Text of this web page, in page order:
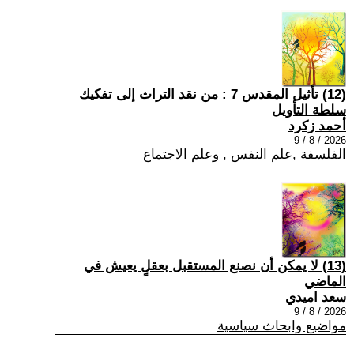
(12) تأثيل المقدس 7 : من نقد التراث إلى تفكيك
سلطة التأويل
أحمد زكرد
2026 / 8 / 9
الفلسفة ,علم النفس , وعلم الاجتماع
(13) لا يمكن أن نصنع المستقبل بعقلٍ يعيش في
الماضي
سعد اميدي
2026 / 8 / 9
مواضيع وابحاث سياسية